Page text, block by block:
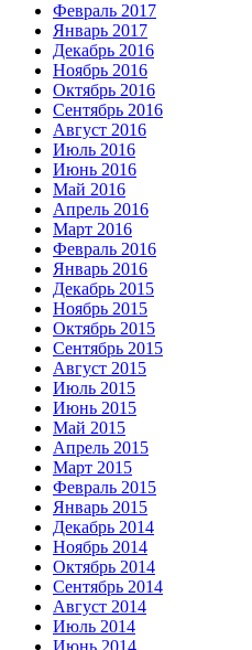
Февраль 2017
Январь 2017
Декабрь 2016
Ноябрь 2016
Октябрь 2016
Сентябрь 2016
Август 2016
Июль 2016
Июнь 2016
Май 2016
Апрель 2016
Март 2016
Февраль 2016
Январь 2016
Декабрь 2015
Ноябрь 2015
Октябрь 2015
Сентябрь 2015
Август 2015
Июль 2015
Июнь 2015
Май 2015
Апрель 2015
Март 2015
Февраль 2015
Январь 2015
Декабрь 2014
Ноябрь 2014
Октябрь 2014
Сентябрь 2014
Август 2014
Июль 2014
Июнь 2014